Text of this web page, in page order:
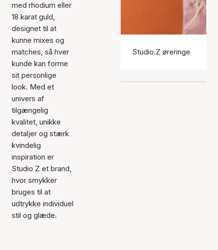
med rhodium eller
18 karat guld,
designet til at
kunne mixes og
matches, så hver
kunde kan forme
sit personlige
look. Med et
univers af
tilgængelig
kvalitet, unikke
detaljer og stærk
kvindelig
inspiration er
Studio Z et brand,
hvor smykker
bruges til at
udtrykke individuel
stil og glæde.
Studio.Z øreringe